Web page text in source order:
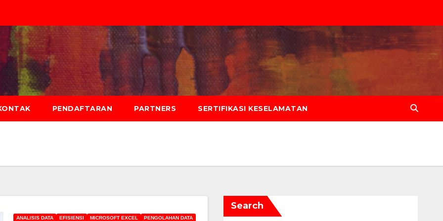
PENDAFTARAN PARTNERS SERTIFIKASI KESELAMATAN
ANALISIS DATA EFISIENSI MICROSOFT EXCEL PENGOLAHAN DATA
Search